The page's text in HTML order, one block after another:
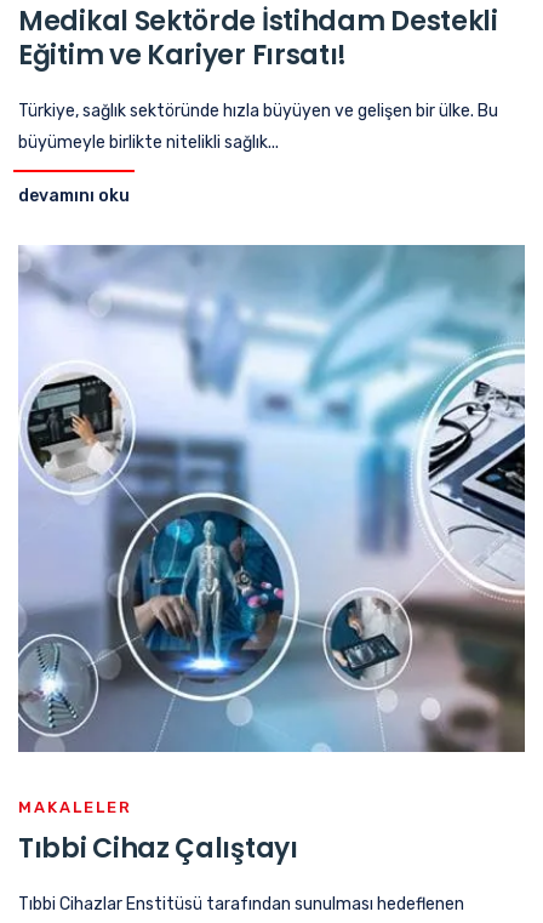
Medikal Sektörde İstihdam Destekli
Eğitim ve Kariyer Fırsatı!
Türkiye, sağlık sektöründe hızla büyüyen ve gelişen bir ülke. Bu
büyümeyle birlikte nitelikli sağlık...
devamını oku
MAKALELER
Tıbbi Cihaz Çalıştayı
Tıbbi Cihazlar Enstitüsü tarafından sunulması hedeflenen